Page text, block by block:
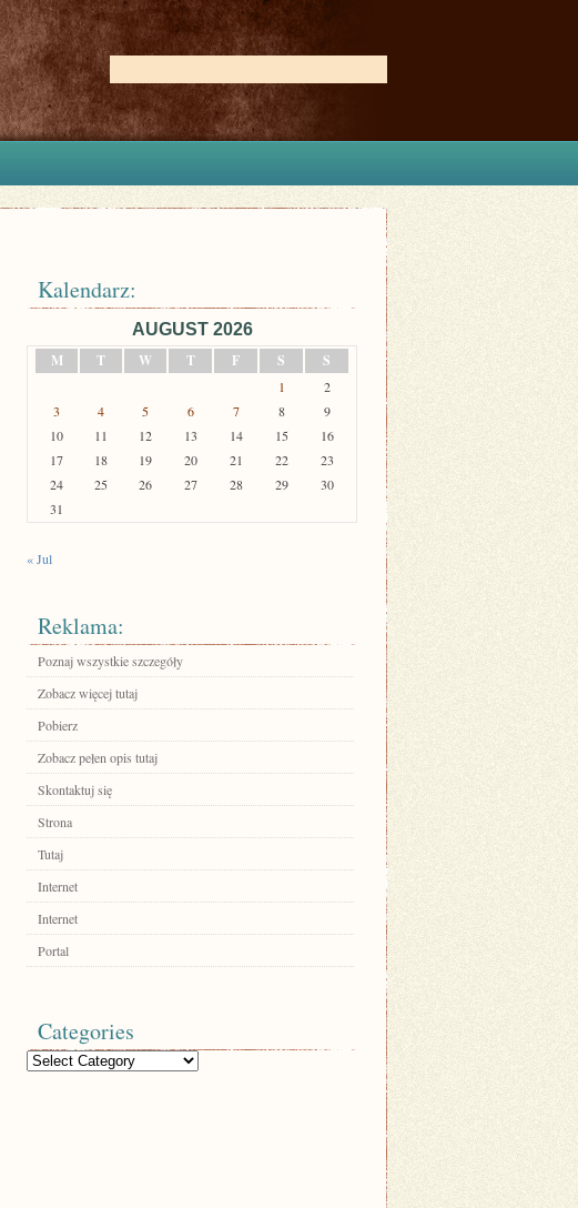
Kalendarz:
AUGUST 2026
M
T W T F S S
1
2
3
4 5 6 7 8
9
10
11 12 13 14 15
16
17
18 19 20 21 22
23
24
25 26 27 28 29
30
31
« Jul
Reklama:
Poznaj wszystkie szczegóły
Zobacz więcej tutaj
Pobierz
Zobacz pełen opis tutaj
Skontaktuj się
Strona
Tutaj
Internet
Internet
Portal
Categories
Categories